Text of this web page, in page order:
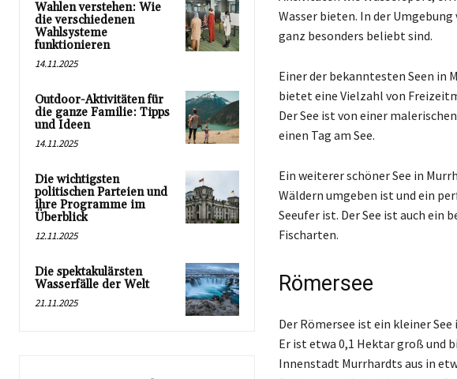
Wahlen verstehen: Wie
die verschiedenen
Wahlsysteme
funktionieren
14.11.2025
Outdoor-Aktivitäten für
die ganze Familie: Tipps
und Ideen
14.11.2025
Die wichtigsten
politischen Parteien und
ihre Programme im
Überblick
12.11.2025
Die spektakulärsten
Wasserfälle der Welt
21.11.2025
Wasser bieten. In der
ganz besonders beliebt sind.
Einer der bekanntesten Seen in
bietet eine Vielzahl von
Der See ist von einer
einen Tag am See.
Ein weiterer schöner See in
Wäldern umgeben ist und ein
Seeufer ist. Der See ist auch
Fischarten.
Römersee
Der Römersee ist ein kleiner
Er ist etwa 0,1 Hektar groß und
Innenstadt Murrhardts aus in